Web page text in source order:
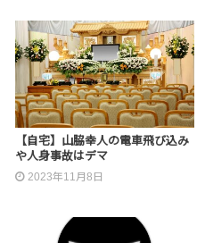
【自宅】山脇幸人の電車飛び込み
や人身事故はデマ
2023年11月8日